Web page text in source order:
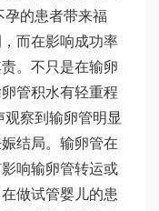
孕的患者带来福
而在影响成功率
。不只是在输卵
管积水有轻重程
察到输卵管明显
结局。输卵管在
响输卵管转运或
做试管婴儿的患